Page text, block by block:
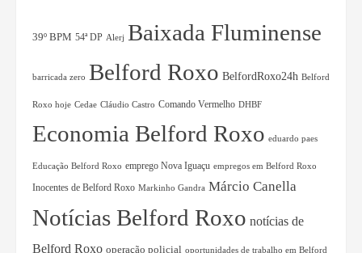
39º BPM 54ª DP Alerj Baixada Fluminense
barricada zero Belford Roxo BelfordRoxo24h Belford
Roxo hoje Cedae Cláudio Castro Comando Vermelho DHBF
Economia Belford Roxo eduardo paes
Educação Belford Roxo emprego Nova Iguaçu empregos em Belford Roxo
Inocentes de Belford Roxo Markinho Gandra Márcio Canella
Notícias Belford Roxo notícias de
Belford Roxo operação policial oportunidades de trabalho em Belford